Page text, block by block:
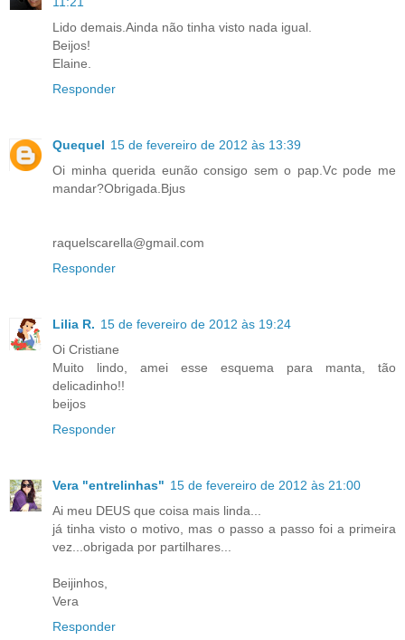
Lido demais.Ainda não tinha visto nada igual.
Beijos!
Elaine.
Responder
Quequel 15 de fevereiro de 2012 às 13:39
Oi minha querida eunão consigo sem o pap.Vc pode me
mandar?Obrigada.Bjus
raquelscarella@gmail.com
Responder
Lilia R. 15 de fevereiro de 2012 às 19:24
Oi Cristiane
Muito lindo, amei esse esquema para manta, tão
delicadinho!!
beijos
Responder
Vera "entrelinhas" 15 de fevereiro de 2012 às 21:00
Ai meu DEUS que coisa mais linda...
já tinha visto o motivo, mas o passo a passo foi a primeira
vez...obrigada por partilhares...
Beijinhos,
Vera
Responder